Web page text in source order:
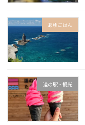
あゆごはん
道の駅・観光